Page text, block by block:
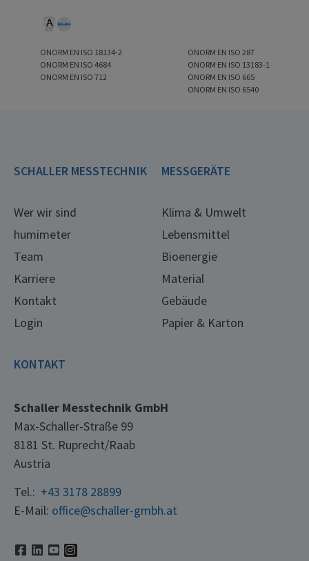
ONORM EN ISO 18134-2
ONORM EN ISO 4684
ONORM EN ISO 712
ONORM EN ISO 287
ONORM EN ISO 13183-1
ONORM EN ISO 665
ONORM EN ISO 6540
SCHALLER MESSTECHNIK
Wer wir sind
humimeter
Team
Karriere
Kontakt
Login
MESSGERÄTE
Klima & Umwelt
Lebensmittel
Bioenergie
Material
Gebäude
Papier & Karton
KONTAKT
Schaller Messtechnik GmbH
Max-Schaller-Straße 99
8181 St. Ruprecht/Raab
Austria
Tel.: +43 3178 28899
E-Mail: office@schaller-gmbh.at